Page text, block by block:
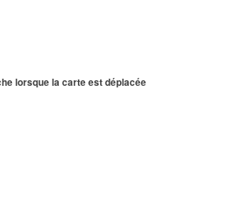
lorsque la carte est déplacée